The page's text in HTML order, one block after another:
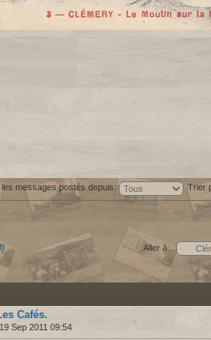
les messages postés depuis: Trier
Aller à:
Cafés.
Sep 2011 09:54